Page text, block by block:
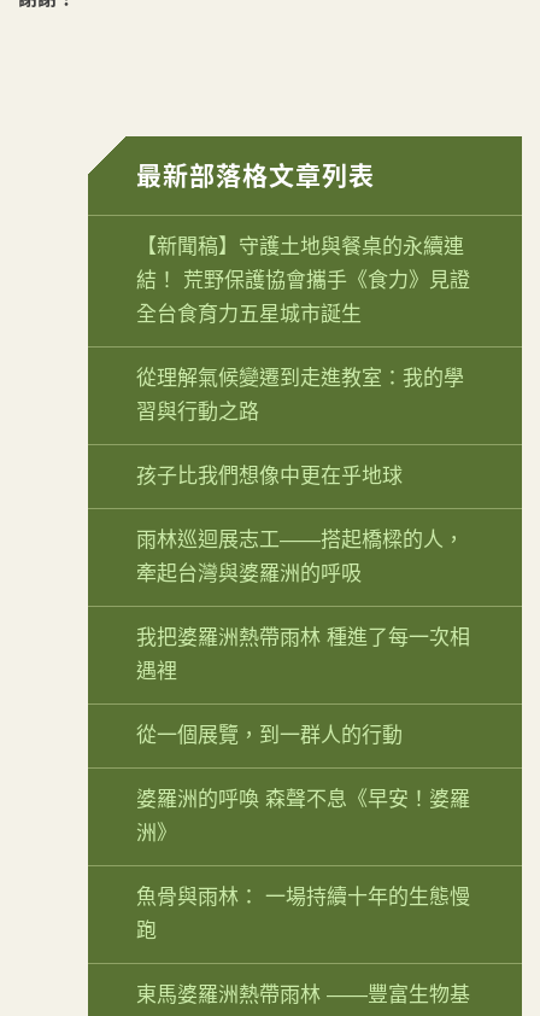
最新部落格文章列表
【新聞稿】守護土地與餐桌的永續連
結！ 荒野保護協會攜手《食力》見證
全台食育力五星城市誕生
從理解氣候變遷到走進教室：我的學
習與行動之路
孩子比我們想像中更在乎地球
雨林巡迴展志工——搭起橋樑的人，
牽起台灣與婆羅洲的呼吸
我把婆羅洲熱帶雨林 種進了每一次相
遇裡
從一個展覽，到一群人的行動
婆羅洲的呼喚 森聲不息《早安！婆羅
洲》
魚骨與雨林： 一場持續十年的生態慢
跑
東馬婆羅洲熱帶雨林 ——豐富生物基